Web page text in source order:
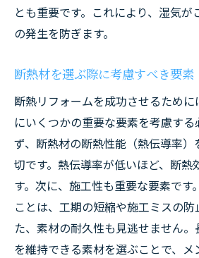
埼玉県の気候に適した断熱リ
法
季節ごとの断熱リフォーム
埼玉県での断熱材の施工
気候に合わせた断熱リフ
施工時に考慮すべき地域
地域密着型の断熱リフォ
効果的な断熱リフォームで夏
を克服
夏の暑さ対策に効果的な
とも重要です。これにより、湿気が
の発生を防ぎます。
断熱材を選ぶ際に考慮すべき要素
断熱リフォームを成功させるため
にいくつかの重要な要素を考慮する
ず、断熱材の断熱性能（熱伝導率
切です。熱伝導率が低いほど、断熱
す。次に、施工性も重要な要素です
ことは、工期の短縮や施工ミスの防
た、素材の耐久性も見逃せません
を維持できる素材を選ぶことで、メ